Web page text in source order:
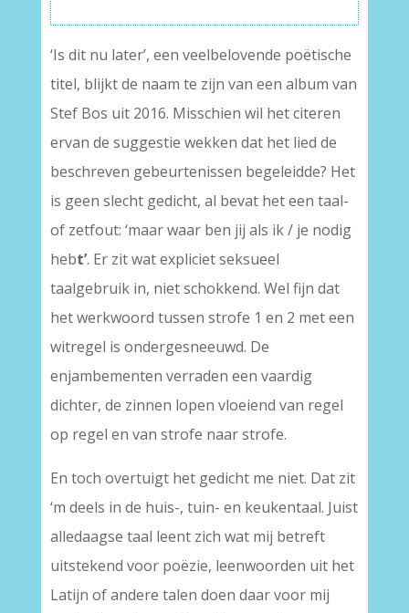
‘Is dit nu later’, een veelbelovende poëtische
titel, blijkt de naam te zijn van een album van
Stef Bos uit 2016. Misschien wil het citeren
ervan de suggestie wekken dat het lied de
beschreven gebeurtenissen begeleidde? Het
is geen slecht gedicht, al bevat het een taal-
of zetfout: ‘maar waar ben jij als ik / je nodig
hebt’. Er zit wat expliciet seksueel
taalgebruik in, niet schokkend. Wel fijn dat
het werkwoord tussen strofe 1 en 2 met een
witregel is ondergesneeuwd. De
enjambementen verraden een vaardig
dichter, de zinnen lopen vloeiend van regel
op regel en van strofe naar strofe.
En toch overtuigt het gedicht me niet. Dat zit
‘m deels in de huis-, tuin- en keukentaal. Juist
alledaagse taal leent zich wat mij betreft
uitstekend voor poëzie, leenwoorden uit het
Latijn of andere talen doen daar voor mij